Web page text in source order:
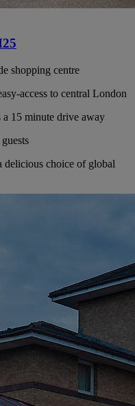
shopping centre
access to central London
15 minute drive away
delicious choice of global